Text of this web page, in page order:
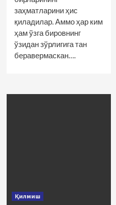
заҳматларини ҳис
қиладилар. Аммо ҳар ким
ҳам ўзга бировнинг
ўзидан зўрлигига тан
беравермас­кан….
Қилмиш